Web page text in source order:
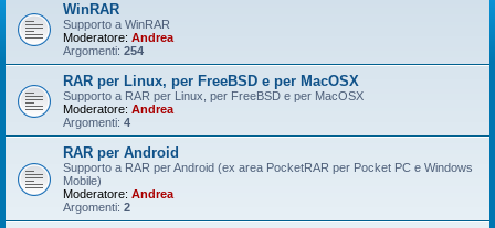
WinRAR
Supporto a WinRAR
Moderatore: Andrea
Argomenti: 254
RAR per Linux, per FreeBSD e per MacOSX
Supporto a RAR per Linux, per FreeBSD e per MacOSX
Moderatore: Andrea
Argomenti: 4
RAR per Android
Supporto a RAR per Android (ex area PocketRAR per Pocket PC e Windows
Mobile)
Moderatore: Andrea
Argomenti: 2